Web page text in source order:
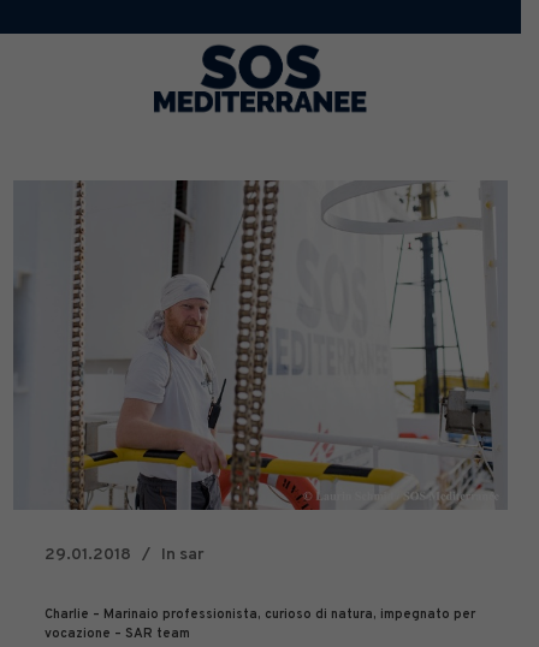
29.01.2018 In sar
Charlie – Marinaio professionista, curioso di natura, impegnato per
vocazione – SAR team